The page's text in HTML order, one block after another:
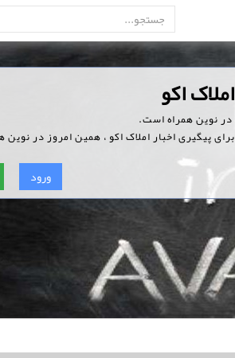
‏املاک اکو
‏ در نوین همراه است.
برای پیگیری اخبار املاک اکو ، همین امروز در
ورود